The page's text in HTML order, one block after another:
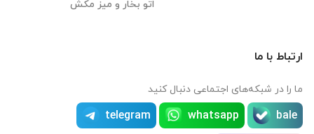
اتو بخار و میز مکش
ارتباط با ما
ما را در شبکه‌های اجتماعی دنبال کنید
bale
whatsapp
telegram